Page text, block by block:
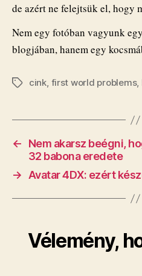
de azért ne felejtsük el, hogy
Nem egy fotóban vagyunk
blogjában, hanem egy
Címkék
cink, first world problems,
←
Nem akarsz beégni,
32 babona eredete
→
Avatar 4DX: ezért
Vélemény,